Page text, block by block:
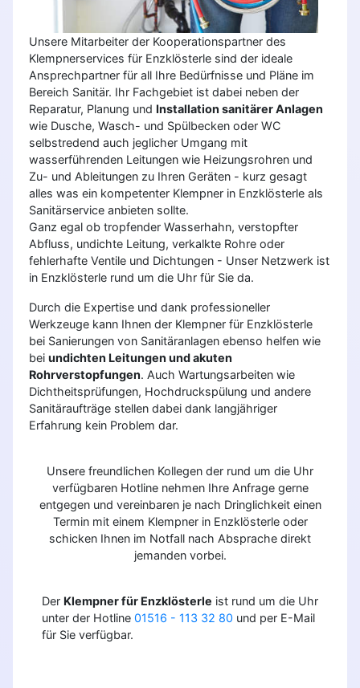
Unsere Mitarbeiter der Kooperationspartner des
Klempnerservices für Enzklösterle sind der ideale
Ansprechpartner für all Ihre Bedürfnisse und Pläne im
Bereich Sanitär. Ihr Fachgebiet ist dabei neben der
Reparatur, Planung und Installation sanitärer Anlagen
wie Dusche, Wasch- und Spülbecken oder WC
selbstredend auch jeglicher Umgang mit
wasserführenden Leitungen wie Heizungsrohren und
Zu- und Ableitungen zu Ihren Geräten - kurz gesagt
alles was ein kompetenter Klempner in Enzklösterle als
Sanitärservice anbieten sollte.
Ganz egal ob tropfender Wasserhahn, verstopfter
Abfluss, undichte Leitung, verkalkte Rohre oder
fehlerhafte Ventile und Dichtungen - Unser Netzwerk ist
in Enzklösterle rund um die Uhr für Sie da.
Durch die Expertise und dank professioneller
Werkzeuge kann Ihnen der Klempner für Enzklösterle
bei Sanierungen von Sanitäranlagen ebenso helfen wie
bei undichten Leitungen und akuten
Rohrverstopfungen. Auch Wartungsarbeiten wie
Dichtheitsprüfungen, Hochdruckspülung und andere
Sanitäraufträge stellen dabei dank langjähriger
Erfahrung kein Problem dar.
Unsere freundlichen Kollegen der rund um die Uhr
verfügbaren Hotline nehmen Ihre Anfrage gerne
entgegen und vereinbaren je nach Dringlichkeit einen
Termin mit einem Klempner in Enzklösterle oder
schicken Ihnen im Notfall nach Absprache direkt
jemanden vorbei.
Der Klempner für Enzklösterle ist rund um die Uhr
unter der Hotline 01516 - 113 32 80 und per E-Mail
für Sie verfügbar.